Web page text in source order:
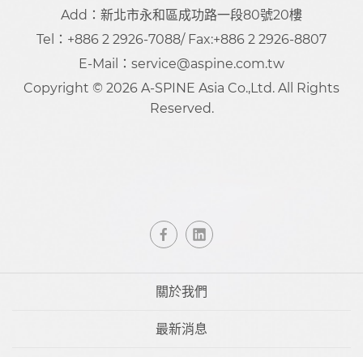
Add：新北市永和區成功路一段80號20樓
Tel：+886 2 2926-7088/ Fax:+886 2 2926-8807
E-Mail：service@aspine.com.tw
Copyright © 2026 A-SPINE Asia Co.,Ltd. All Rights
Reserved.
關於我們
最新消息